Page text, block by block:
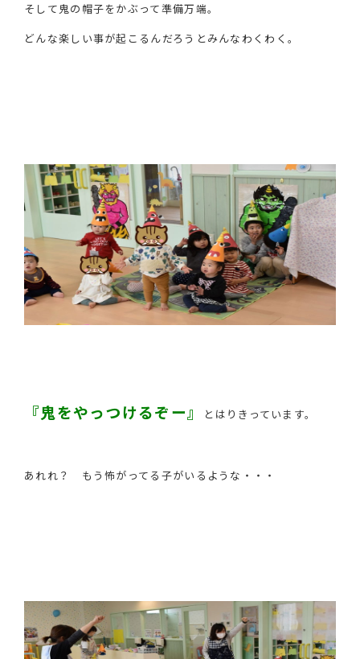
そして鬼の帽子をかぶって準備万端。
どんな楽しい事が起こるんだろうとみんなわくわく。
『鬼をやっつけるぞー』 とはりきっています。
あれれ？ もう怖がってる子がいるような・・・